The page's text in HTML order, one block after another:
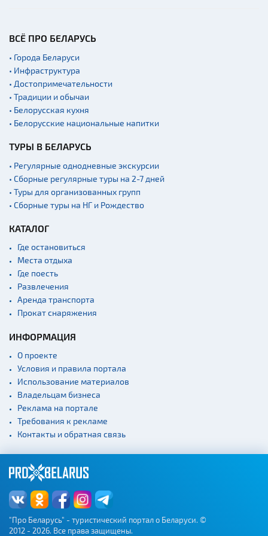
Военная история
Мастер-классы
Квесты
Новости
Спортинг-клубы и тиры
Ратуши
Родовые усадьбы
Садово-парковая
Памятники
Памятники известным
Монастыри
Костелы
Театры
Концертные залы
экскурсий: г. Минск
Спортивные
сооружения
Веломаршруты
Аэропорты
вокзалы
ВСЁ ПРО БЕЛАРУСЬ
• Города Беларуси
• Инфраструктура
• Достопримечательности
• Традиции и обычаи
• Белорусская кухня
• Белорусские национальные напитки
ТУРЫ В БЕЛАРУСЬ
• Регулярные однодневные экскурсии
• Сборные регулярные туры на 2-7 дней
• Туры для организованных групп
• Сборные туры на НГ и Рождество
КАТАЛОГ
Где остановиться
Места отдыха
Где поесть
Развлечения
Аренда транспорта
Прокат снаряжения
ИНФОРМАЦИЯ
О проекте
Условия и правила портала
Использование материалов
Владельцам бизнеса
Реклама на портале
Требования к рекламе
Контакты и обратная связь
"Про Беларусь" - туристический портал о Беларуси. ©
2012 - 2026. Все права защищены.